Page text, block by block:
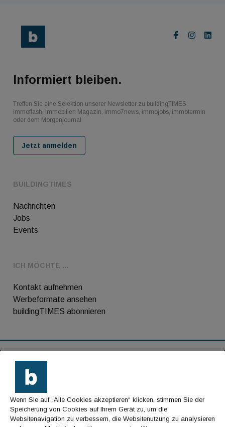
BUILDINGTIMES
Nachrichten
Jobs
Events
ICH MÖCHTE ...
Kontakt aufnehmen
Werbeformate ansehen
buildingTIMES abonnieren
Informiert bleiben.
Treffen Sie eine Selektion unserer Newsletter zu buildingTIMES,
immoflash, Immobilien Magazin, immo7news, immojobs, immotermin
oder dem Morgenjournal
Jetzt anmelden
Kontakt
Impressum
Datenschutz
Wenn Sie auf „Alle Cookies akzeptieren“ klicken, stimmen Sie der
Speicherung von Cookies auf Ihrem Gerät zu, um die
Websitenavigation zu verbessern, die Websitenutzung zu analysieren